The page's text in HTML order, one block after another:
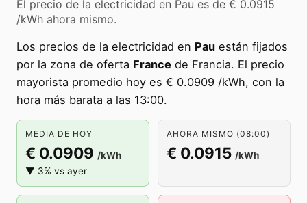
El precio de la electricidad en Pau es de € 0.0915
/kWh ahora mismo.
Los precios de la electricidad en Pau están fijados
por la zona de oferta France de Francia. El precio
mayorista promedio hoy es € 0.0909 /kWh, con la
hora más barata a las 13:00.
MEDIA DE HOY
€ 0.0909 /kWh
▼ 3% vs ayer
AHORA MISMO (08:00)
€ 0.0915 /kWh